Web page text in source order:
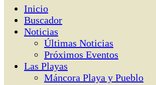
Inicio
Buscador
Noticias
Últimas Noticias
Próximos Eventos
Las Playas
Máncora Playa y Pueblo